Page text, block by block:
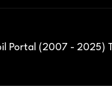
Portal (2007 - 2025)